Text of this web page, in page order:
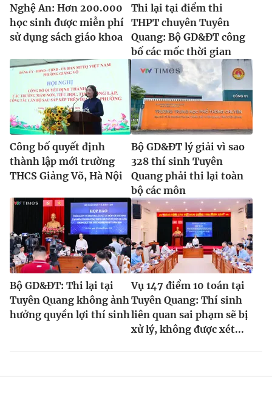
Nghệ An: Hơn 200.000
học sinh được miễn phí
sử dụng sách giáo khoa
Thi lại tại điểm thi
THPT chuyên Tuyên
Quang: Bộ GD&ĐT công
bố các mốc thời gian
Công bố quyết định
thành lập mới trường
THCS Giảng Võ, Hà Nội
Bộ GD&ĐT lý giải vì sao
328 thí sinh Tuyên
Quang phải thi lại toàn
bộ các môn
Bộ GD&ĐT: Thi lại tại
Tuyên Quang không ảnh
hưởng quyền lợi thí sinh
Vụ 147 điểm 10 toán tại
Tuyên Quang: Thí sinh
liên quan sai phạm sẽ bị
xử lý, không được xét...